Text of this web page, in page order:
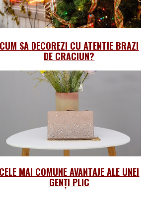
CUM SA DECOREZI CU ATENTIE BRAZI
DE CRACIUN?
CELE MAI COMUNE AVANTAJE ALE UNEI
GENȚI PLIC